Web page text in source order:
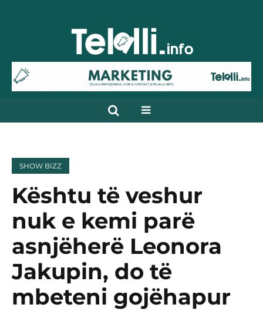
SHOW BIZZ
Kështu të veshur
nuk e kemi parë
asnjëherë Leonora
Jakupin, do të
mbeteni gojëhapur